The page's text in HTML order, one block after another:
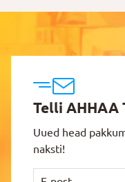
Telli AHHAA
Uued head
naksti!